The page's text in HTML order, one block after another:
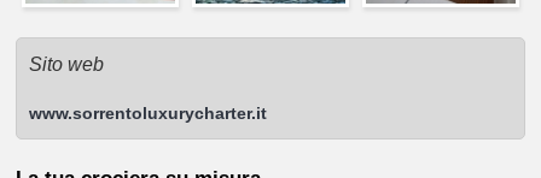
Sito web
www.sorrentoluxurycharter.it